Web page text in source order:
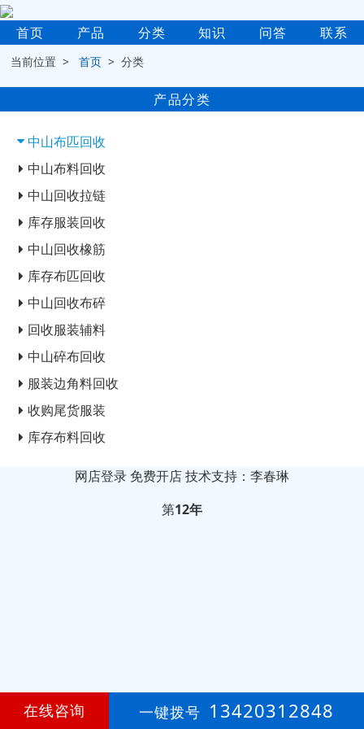
首页 产品 分类 知识 问答 联系
当前位置 >首页 > 分类
产品分类
中山布匹回收
中山布料回收
中山回收拉链
库存服装回收
中山回收橡筋
库存布匹回收
中山回收布碎
回收服装辅料
中山碎布回收
服装边角料回收
收购尾货服装
库存布料回收
网店登录 免费开店技术支持：李春琳
第12年
在线咨询 一键拨号 13420312848